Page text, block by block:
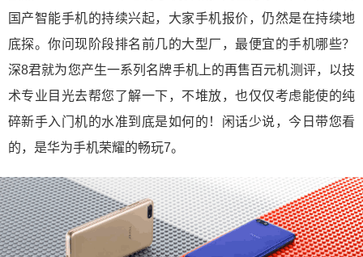
国产智能手机的持续兴起，大家手机报价，仍然是在持续地
底探。你问现阶段排名前几的大型厂，最便宜的手机哪些？
深8君就为您产生一系列名牌手机上的再售百元机测评，以技
术专业目光去帮您了解一下，不堆放，也仅仅考虑能使的纯
碎新手入门机的水准到底是如何的！闲话少说，今日带您看
的，是华为手机荣耀的畅玩7。